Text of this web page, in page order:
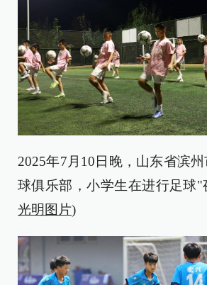
2025年7月10日晚，山东省滨
球俱乐部，小学生在进行足球
光明图片)